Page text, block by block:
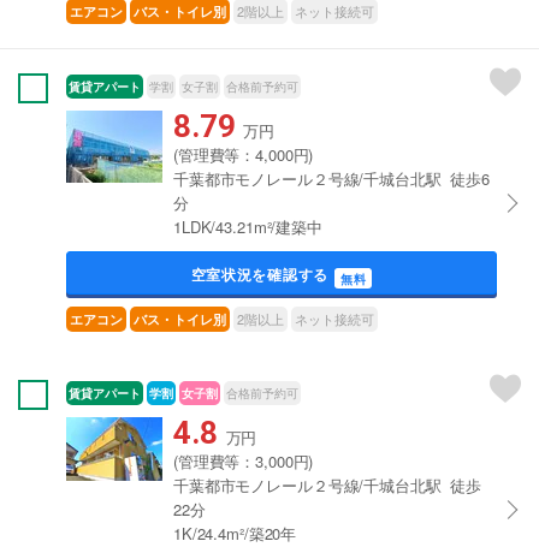
エアコン バス・トイレ別 2階以上 ネット接続可
賃貸アパート 学割 女子割 合格前予約可
8.79 万円
(管理費等：4,000円)
千葉都市モノレール２号線/千城台北駅 徒歩6
分
1LDK/43.21m²/建築中
空室状況を確認する 無料
エアコン バス・トイレ別 2階以上 ネット接続可
賃貸アパート 学割 女子割 合格前予約可
4.8 万円
(管理費等：3,000円)
千葉都市モノレール２号線/千城台北駅 徒歩
22分
1K/24.4m²/築20年